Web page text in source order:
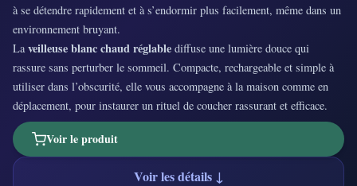
à se détendre rapidement et à s’endormir plus facilement, même dans un
environnement bruyant.
Laveilleuse blanc chaud réglable diffuse une lumière douce qui
rassure sans perturber le sommeil. Compacte, rechargeable et simple à
utiliser dans l’obscurité, elle vous accompagne à la maison comme en
déplacement, pour instaurer un rituel de coucher rassurant et efficace.
Voir le produit
Voir les détails ↓